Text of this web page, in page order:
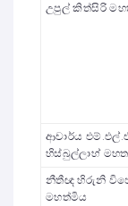
උපුල් කිත්සිරි
ආචාර්ය
හිස්බුල්ලාහ්
නීතීඥ හිරුනි
මහත්මිය